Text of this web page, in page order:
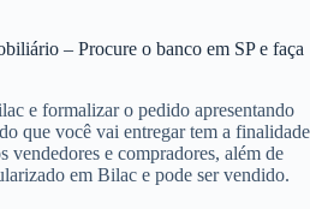
– Procure o banco em SP e faça
e formalizar o pedido apresentando
que você vai entregar tem a finalidade
vendedores e compradores, além de
em Bilac e pode ser vendido.